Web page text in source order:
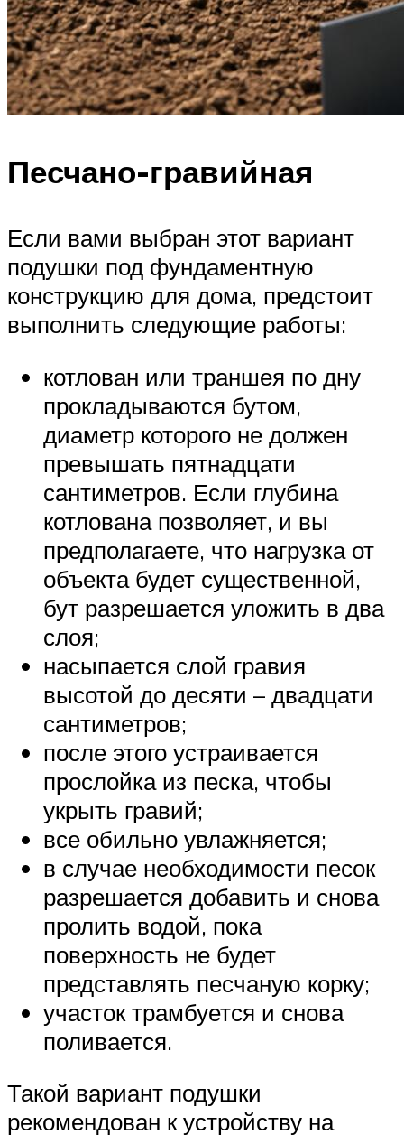
Песчано-гравийная
Если вами выбран этот вариант
подушки под фундаментную
конструкцию для дома, предстоит
выполнить следующие работы:
котлован или траншея по дну
прокладываются бутом,
диаметр которого не должен
превышать пятнадцати
сантиметров. Если глубина
котлована позволяет, и вы
предполагаете, что нагрузка от
объекта будет существенной,
бут разрешается уложить в два
слоя;
насыпается слой гравия
высотой до десяти – двадцати
сантиметров;
после этого устраивается
прослойка из песка, чтобы
укрыть гравий;
все обильно увлажняется;
в случае необходимости песок
разрешается добавить и снова
пролить водой, пока
поверхность не будет
представлять песчаную корку;
участок трамбуется и снова
поливается.
Такой вариант подушки
рекомендован к устройству на